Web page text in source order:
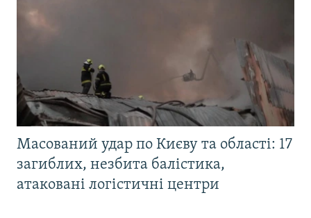
Масований удар по Києву та області: 17
загиблих, незбита балістика,
атаковані логістичні центри